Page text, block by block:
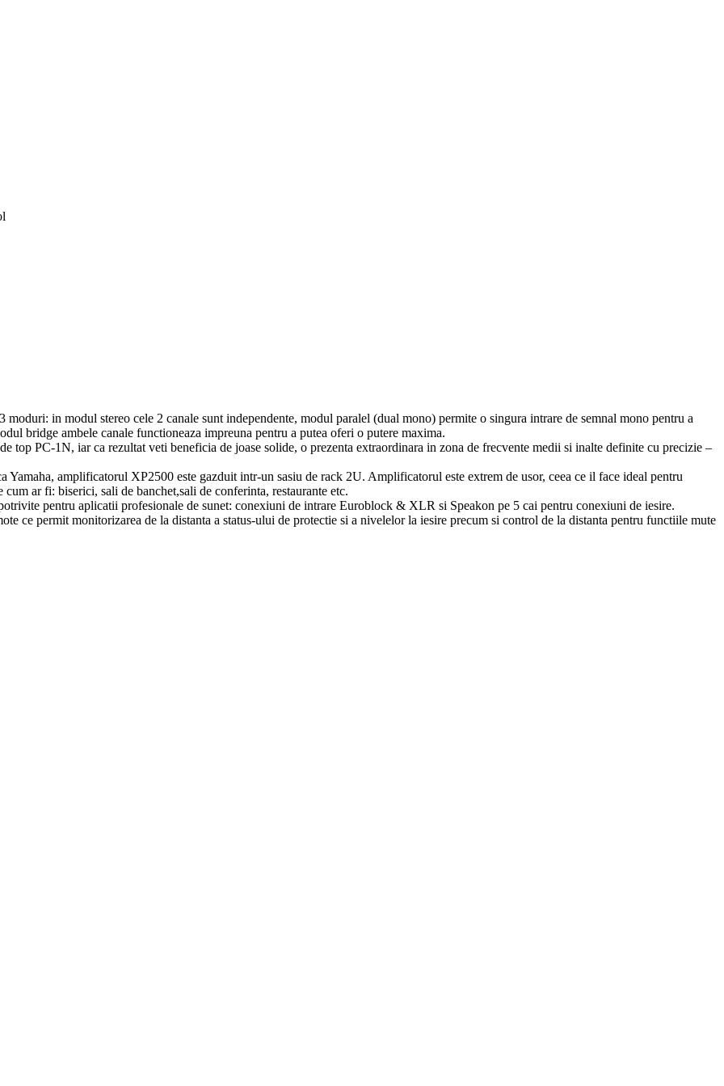
in modul stereo cele 2 canale sunt independente, modul paralel (dual mono) permite o singura intrare de semnal mono pentru a
bridge ambele canale functioneaza impreuna pentru a putea oferi o putere maxima.
top PC-1N, iar ca rezultat veti beneficia de joase solide, o prezenta extraordinara in zona de frecvente medii si inalte definite cu precizie –
amplificatorul XP2500 este gazduit intr-un sasiu de rack 2U. Amplificatorul este extrem de usor, ceea ce il face ideal pentru
ar fi: biserici, sali de banchet,sali de conferinta, restaurante etc.
pentru aplicatii profesionale de sunet: conexiuni de intrare Euroblock & XLR si Speakon pe 5 cai pentru conexiuni de iesire.
ce permit monitorizarea de la distanta a status-ului de protectie si a nivelelor la iesire precum si control de la distanta pentru functiile mute